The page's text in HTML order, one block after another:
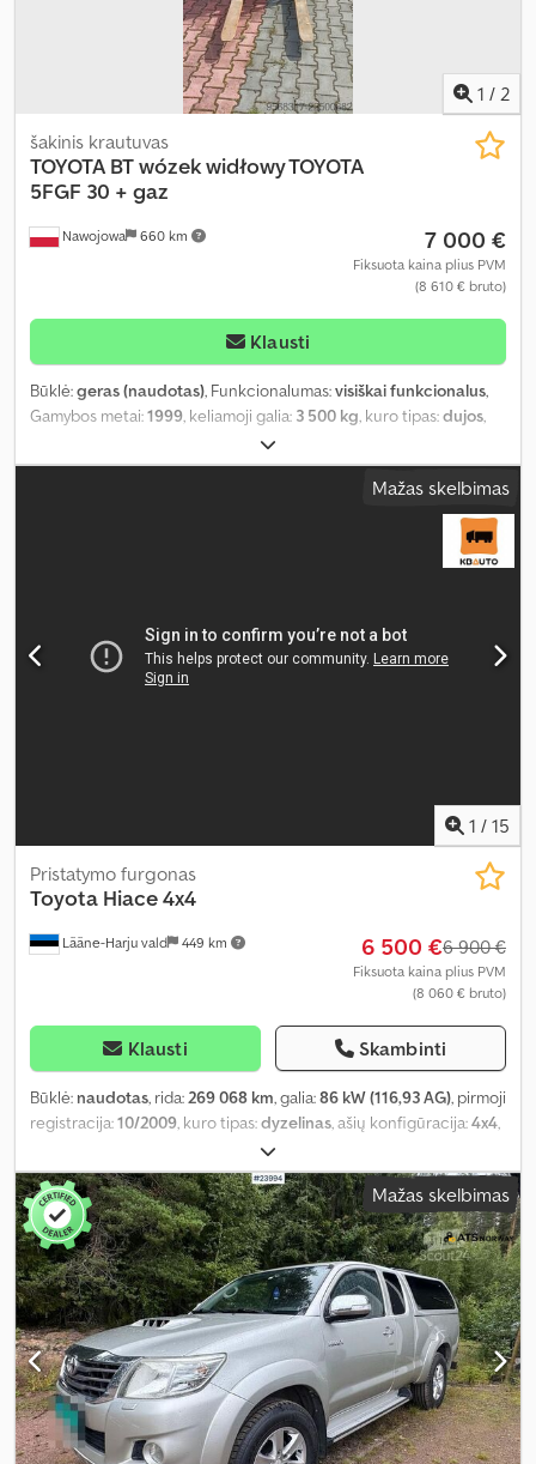
1 / 2
Nawojowa 660 km
šakinis krautuvas
TOYOTA BTwózek widłowy TOYOTA
5FGF 30 + gaz
7 000 €
Fiksuota kaina plius PVM
(8 610 € bruto)
Klausti
Būklė:geras (naudotas), Funkcionalumas:visiškai funkcionalus,
Gamybos metai:1999, keliamoji galia: 3 500 kg, kuro tipas:dujos,
, pavaros tipas:
1 600 mm, padang padangų:95 procentas, bendras svoris:4 620
apšvietimas, galvos apsauga, reguliuojamas strėlė,
Mažas skelbimas
1 / 15
Lääne-Harju vald 449 km
Pristatymo furgonas
Toyota Hiace 4x4
6 500 €6 900 €
Fiksuota kaina plius PVM
(8 060 € bruto)
Klausti Skambinti
Būklė: naudotas, rida: 269 068 km, galia:86 kW (116,93 AG), pirmoji
registracija:10/2009 , kuro tipas:dyzelinas , ašių konfigūracija:4x4
mechaninis
pakaba:plienas, bendras ilgis:4 800 mm, bendras plotis:1 800
mm, Gamybos metai:2009, Įranga:centrinis užraktas, elektrinis
langų reguliavimas, elektriškai reguliuojamas veidrodis, oro
kondicionavimas, sėdynės šildytuvas,
Mažas skelbimas